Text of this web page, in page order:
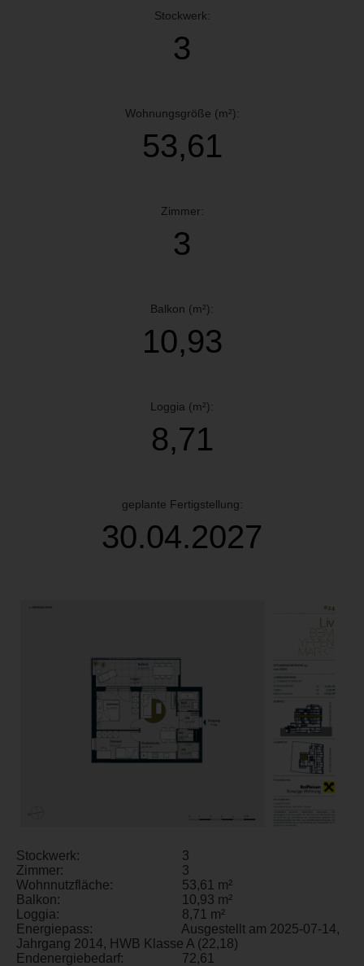
Stockwerk:
3
Wohnungsgröße (m²):
53,61
Zimmer:
3
Balkon (m²):
10,93
Loggia (m²):
8,71
geplante Fertigstellung:
30.04.2027
Stockwerk:
3
Zimmer:
3
Wohnnutzfläche:
53,61 m²
Balkon:
10,93 m²
Loggia:
8,71 m²
Energiepass:
Ausgestellt am 2025-07-14,
Jahrgang 2014, HWB Klasse A (22,18)
Endenergiebedarf:
72,61